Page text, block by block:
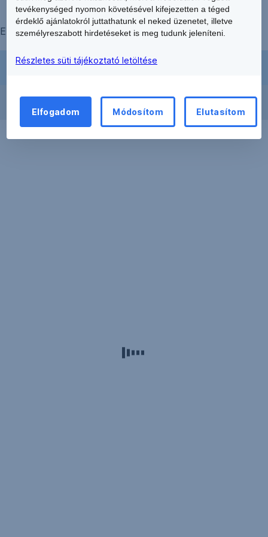
ERSTE BANK HUNGARY ZRT.
Egyedüli Részvényes
EGB Ceps Holding GmbH 100 %
tevékenységed nyomon követésével kifejezetten a téged
érdeklő ajánlatokról juttathatunk el neked üzenetet, illetve
személyreszabott hirdetéseket is meg tudunk jeleníteni.
Részletes süti tájékoztató letöltése
Elfogadom Módosítom Elutasítom